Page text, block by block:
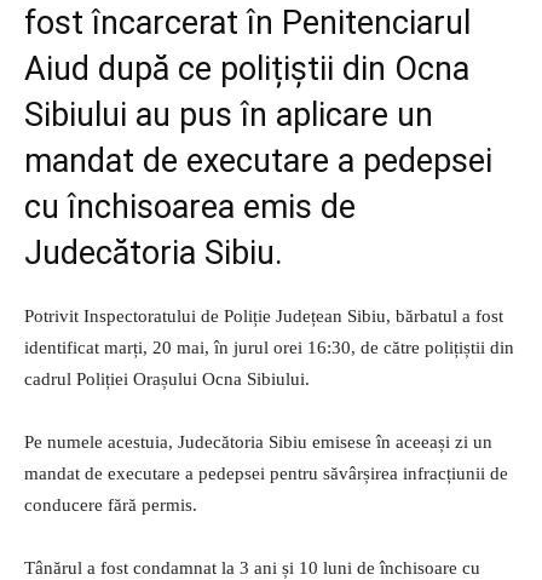
fost încarcerat în Penitenciarul
Aiud după ce polițiștii din Ocna
Sibiului au pus în aplicare un
mandat de executare a pedepsei
cu închisoarea emis de
Judecătoria Sibiu.
Potrivit Inspectoratului de Poliție Județean Sibiu, bărbatul a fost
identificat marți, 20 mai, în jurul orei 16:30, de către polițiștii din
cadrul Poliției Orașului Ocna Sibiului.
Pe numele acestuia, Judecătoria Sibiu emisese în aceeași zi un
mandat de executare a pedepsei pentru săvârșirea infracțiunii de
conducere fără permis.
Tânărul a fost condamnat la 3 ani și 10 luni de închisoare cu